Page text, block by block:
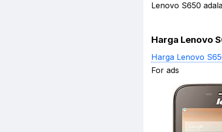
Lenovo S650
Harga Lenovo
Harga Lenovo
For ads